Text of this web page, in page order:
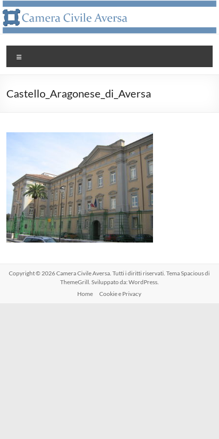
Salta
al
contenuto
Camera
Civile
Aversa
Castello_Aragonese_di_Aversa
Copyright © 2026Camera Civile Aversa . Tutti i diritti riservati. TemaSpaciousdi
ThemeGrill. Sviluppato da: WordPress.
Home
Cookie e Privacy